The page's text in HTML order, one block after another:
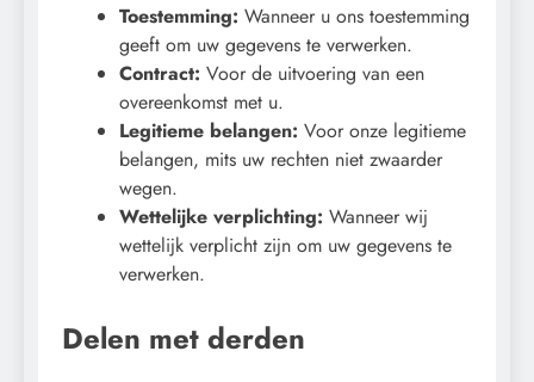
Toestemming: Wanneer u ons toestemming
geeft om uw gegevens te verwerken.
Contract: Voor de uitvoering van een
overeenkomst met u.
Legitieme belangen: Voor onze legitieme
belangen, mits uw rechten niet zwaarder
wegen.
Wettelijke verplichting: Wanneer wij
wettelijk verplicht zijn om uw gegevens te
verwerken.
Delen met derden